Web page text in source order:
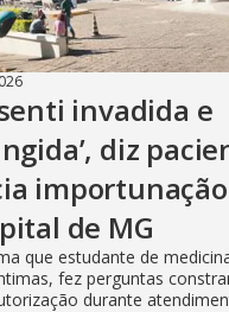
invadida e
diz
de MG
que estudante de
fez perguntas
durante